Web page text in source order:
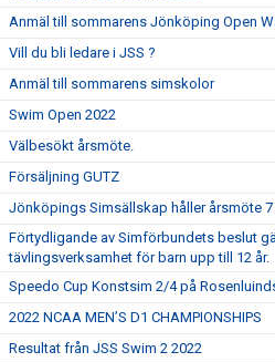
Anmäl till sommarens Jönköping Open
Vill du bli ledare i JSS ?
Anmäl till sommarens simskolor
Swim Open 2022
Välbesökt årsmöte.
Försäljning GUTZ
Jönköpings Simsällskap håller årsmöte 7
Förtydligande av Simförbundets beslut
tävlingsverksamhet för barn upp till 12 år.
Speedo Cup Konstsim 2/4 på
2022 NCAA MEN’S D1 CHAMPIONSHIPS
Resultat från JSS Swim 2 2022